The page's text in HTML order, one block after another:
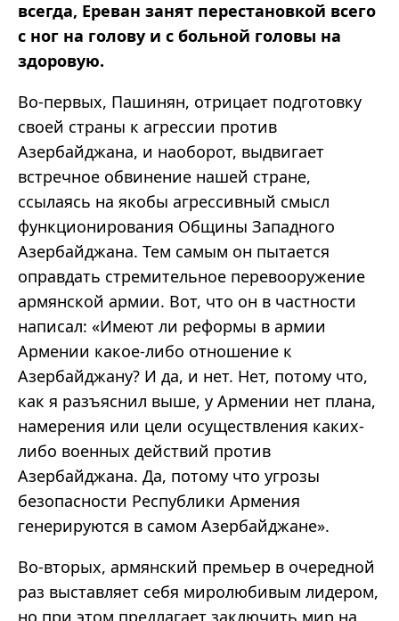
всегда, Ереван занят перестановкой всего
с ног на голову и с больной головы на
здоровую.
Во-первых, Пашинян, отрицает подготовку
своей страны к агрессии против
Азербайджана, и наоборот, выдвигает
встречное обвинение нашей стране,
ссылаясь на якобы агрессивный смысл
функционирования Общины Западного
Азербайджана. Тем самым он пытается
оправдать стремительное перевооружение
армянской армии. Вот, что он в частности
написал: «Имеют ли реформы в армии
Армении какое-либо отношение к
Азербайджану? И да, и нет. Нет, потому что,
как я разъяснил выше, у Армении нет плана,
намерения или цели осуществления каких-
либо военных действий против
Азербайджана. Да, потому что угрозы
безопасности Республики Армения
генерируются в самом Азербайджане».
Во-вторых, армянский премьер в очередной
раз выставляет себя миролюбивым лидером,
но при этом предлагает заключить мир на